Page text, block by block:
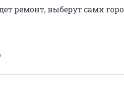
ремонт, выберут сами